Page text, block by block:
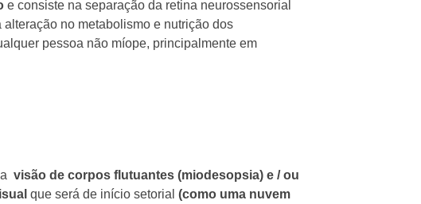
e consiste na separação da retina neurossensorial
no metabolismo e nutrição dos
pessoa não míope, principalmente em
visão de corpos flutuantes (miodesopsia) e / ou
que será de início setorial (como uma nuvem